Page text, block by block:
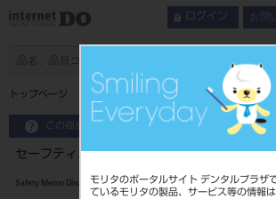
モリタのポータルサイト デンタルプラザ
ているモリタの製品、サービス等の情報
ログイン お問
トップページ セーフティメモディスク（SMD） ケー
この商品に関するお問い合わせ
セーフティメモディスク（SMD） ケース付
Safety Memo Disc